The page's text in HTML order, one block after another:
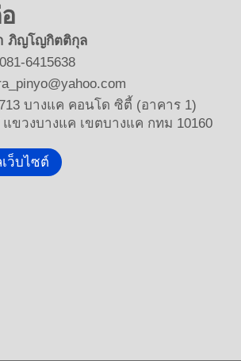
ภิญโญกิตติกุล
081-6415638
บางแค คอนโด ซิตี้ (อาคาร 1)
ขวงบางแค เขตบางแค กทม 10160
ว็บไซต์